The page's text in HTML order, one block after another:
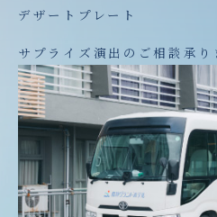
デザートプレート
サプライズ演出のご相談承